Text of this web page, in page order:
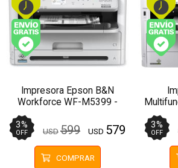
Envío gratis (Ver Envíos y Pagos)
Impresora Epson B&N
Workforce WF-M5399 -
Wifi, Red, Doble Cara
3%
OFF USD599 USD 579
COMPRAR
WF-
3%
OFF